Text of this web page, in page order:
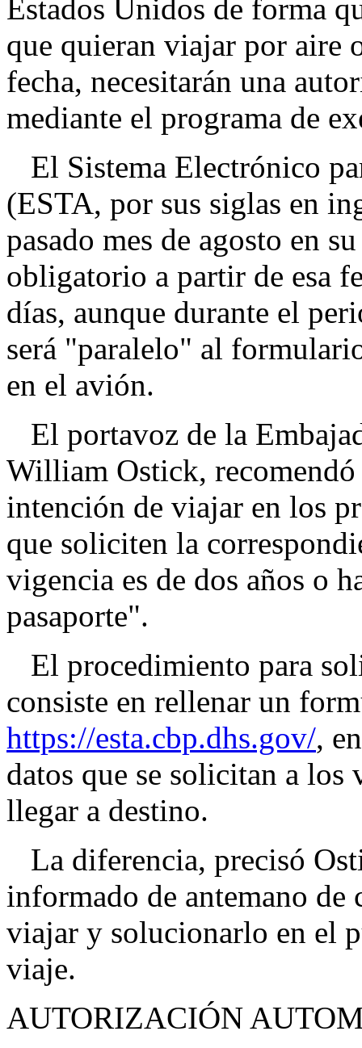
Estados Unidos de forma
que quieran viajar por aire
fecha, necesitarán una
mediante el programa de
El Sistema Electrónico
(ESTA, por sus siglas en
pasado mes de agosto en
obligatorio a partir de esa
días, aunque durante el
será "paralelo" al
en el avión.
El portavoz de la
William Ostick, recomendó
intención de viajar en los
que soliciten la
vigencia es de dos años o
pasaporte".
El procedimiento para
consiste en rellenar un
https://esta.cbp.dhs.gov/,
datos que se solicitan a los
llegar a destino.
La diferencia, precisó
informado de antemano de
viajar y solucionarlo en el
viaje.
AUTORIZACIÓN